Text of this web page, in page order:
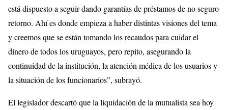
está dispuesto a seguir dando garantías de préstamos de no seguro
retorno. Ahí es donde empieza a haber distintas visiones del tema
y creemos que se están tomando los recaudos para cuidar el
dinero de todos los uruguayos, pero repito, asegurando la
continuidad de la institución, la atención médica de los usuarios y
la situación de los funcionarios”, subrayó.
El legislador descartó que la liquidación de la mutualista sea hoy